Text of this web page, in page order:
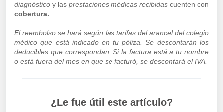
diagnóstico y las prestaciones médicas recibidas cuenten con
cobertura.
El reembolso se hará según las tarifas del arancel del colegio
médico que está indicado en tu póliza. Se descontarán los
deducibles que correspondan. Si la factura está a tu nombre
o está fuera del mes en que se facturó, se descontará el IVA.
¿Le fue útil este artículo?